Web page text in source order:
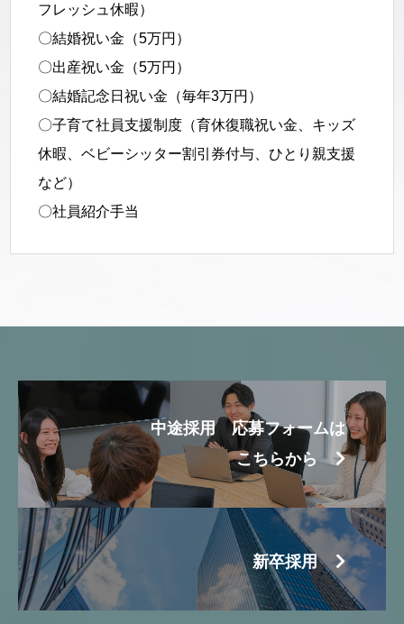
フレッシュ休暇）
〇結婚祝い金（5万円）
〇出産祝い金（5万円）
〇結婚記念日祝い金（毎年3万円）
〇子育て社員支援制度（育休復職祝い金、キッズ
休暇、ベビーシッター割引券付与、ひとり親支援
など）
〇社員紹介手当
中途採用 応募フォームは
こちらから
新卒採用